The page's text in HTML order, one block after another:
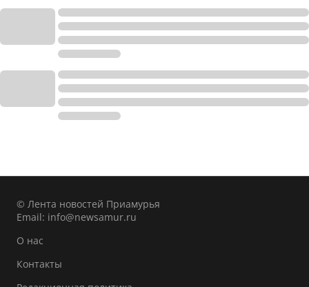
© Лента новостей Приамурья
Email: info@newsamur.ru
О нас
Контакты